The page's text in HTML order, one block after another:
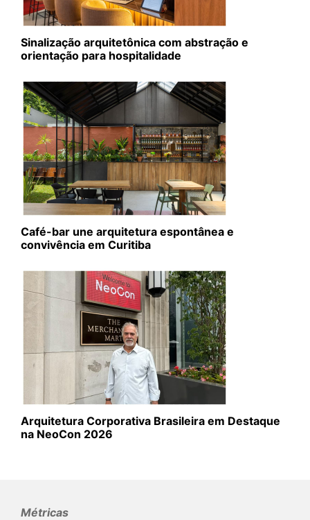
Sinalização arquitetônica com abstração e
orientação para hospitalidade
Café-bar une arquitetura espontânea e
convivência em Curitiba
Arquitetura Corporativa Brasileira em Destaque
na NeoCon 2026
Métricas